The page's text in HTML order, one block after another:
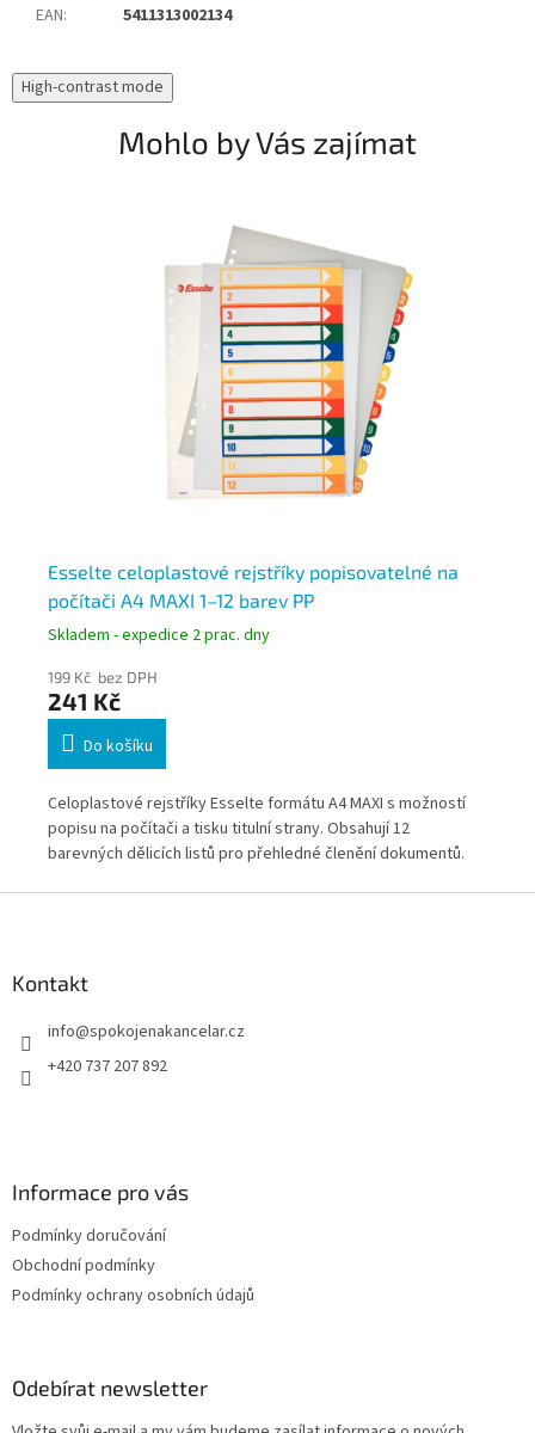
EAN: 5411313002134
High-contrast mode
Mohlo by Vás zajímat
Esselte celoplastové rejstříky popisovatelné na
počítači A4 MAXI 1–12 barev PP
Skladem - expedice 2 prac. dny
199 Kč bez DPH
241 Kč
Do košíku
Celoplastové rejstříky Esselte formátu A4 MAXI s možností
popisu na počítači a tisku titulní strany. Obsahují 12
barevných dělicích listů pro přehledné členění dokumentů.
Kontakt
info@spokojenakancelar.cz
+420 737 207 892
Informace pro vás
Podmínky doručování
Obchodní podmínky
Podmínky ochrany osobních údajů
Odebírat newsletter